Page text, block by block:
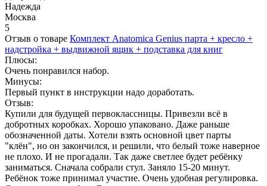
Надежда
Москва
5
Отзыв о товаре Комплект Anatomica Genius парта + кресло +
надстройка + выдвижной ящик + подставка для книг
Плюсы:
Очень понравился набор.
Минусы:
Первый пункт в инструкции надо доработать.
Отзыв:
Купили для будущей первоклассницы. Привезли всё в
добротных коробках. Хорошо упаковано. Даже раньше
обозначенной даты. Хотели взять основной цвет парты
"клëн", но он закончился, и решили, что белый тоже наверное
не плохо. И не прогадали. Так даже светлее будет ребëнку
заниматься. Сначала собрали стул. Заняло 15-20 минут.
Ребëнок тоже принимал участие. Очень удобная регулировка.